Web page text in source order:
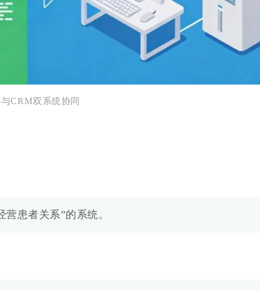
CRM双系统协同
患者关系”的系统。